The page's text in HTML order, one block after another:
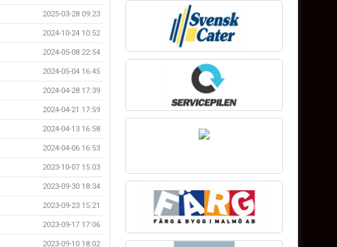
2025-03-28 09:23
2024-10-24 10:52
2024-05-08 22:54
2024-05-04 16:45
2024-04-28 17:39
2024-04-21 17:59
2024-04-13 16:58
2024-04-06 16:53
2023-10-07 15:03
2023-09-30 18:34
2023-09-23 15:21
2023-09-17 17:06
2023-09-10 18:02